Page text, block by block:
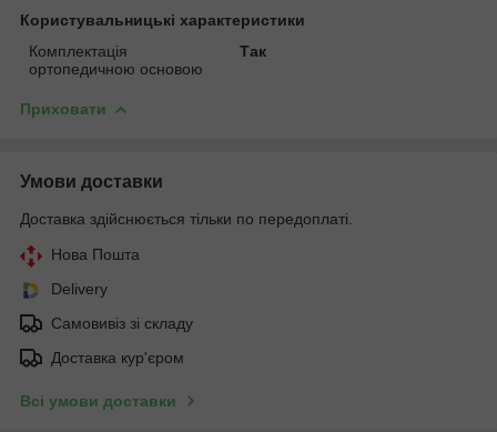
Користувальницькі характеристики
Комплектація
ортопедичною основою
Так
Приховати
Умови доставки
Доставка здійснюється тільки по передоплаті.
Нова Пошта
Delivery
Самовивіз зі складу
Доставка кур'єром
Всі умови доставки